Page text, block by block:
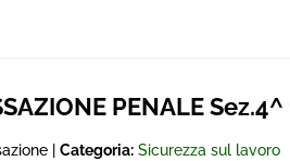
PENALE
| Categoria: Sicurezza sul lavoro